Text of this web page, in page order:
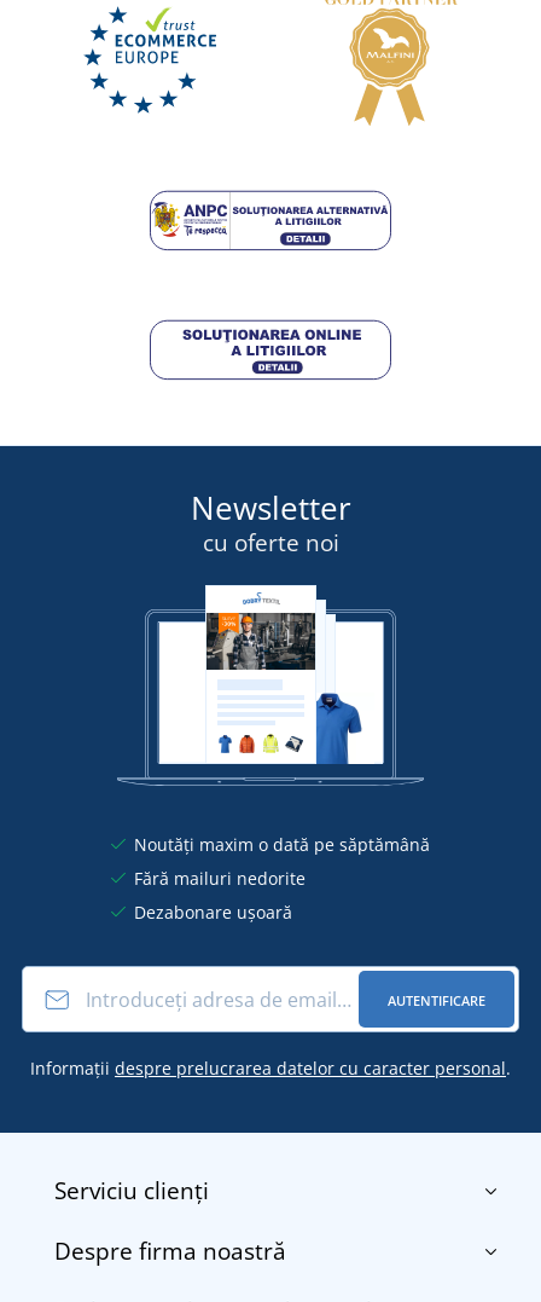
Newsletter
cu oferte noi
Noutăți maxim o dată pe săptămână
Fără mailuri nedorite
Dezabonare ușoară
AUTENTIFICARE
Informații despre prelucrarea datelor cu caracter personal.
Serviciu clienți
Contact
Despre firma noastră